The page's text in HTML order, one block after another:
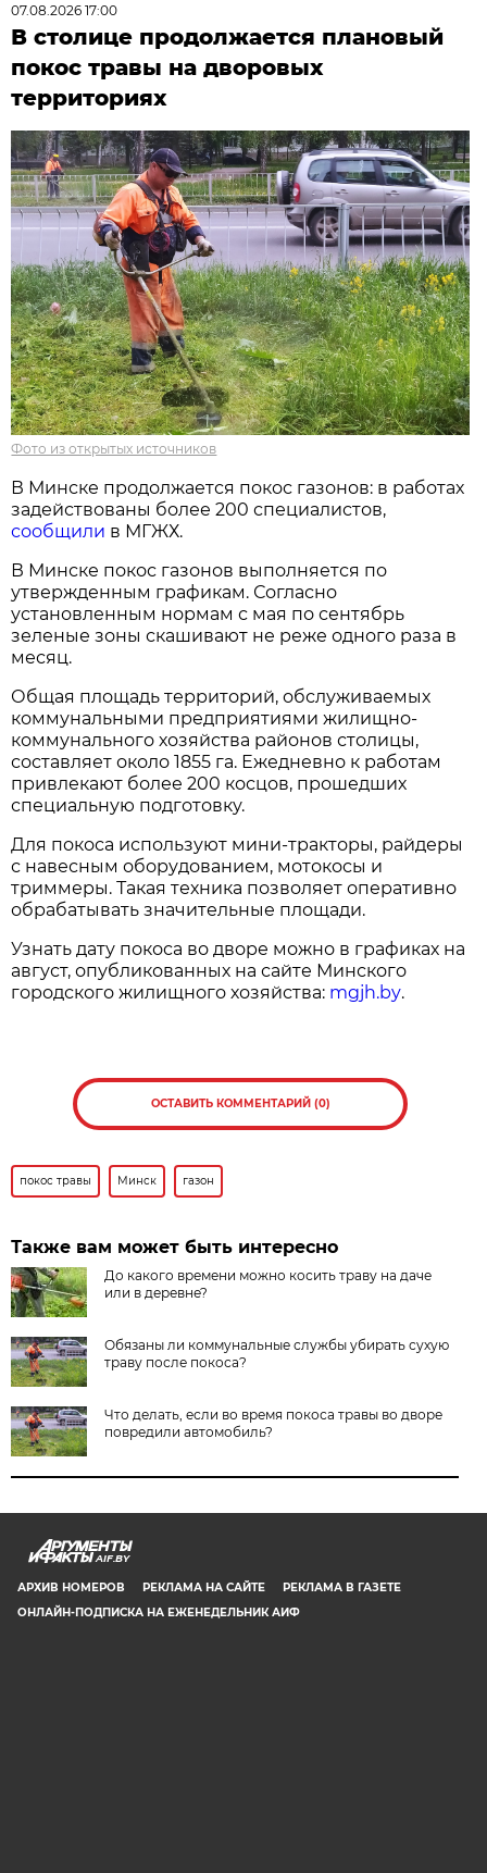
07.08.2026 17:00
В столице продолжается плановый
покос травы на дворовых
территориях
Фото из открытых источников
В Минске продолжается покос газонов: в работах
задействованы более 200 специалистов,
сообщили в МГЖХ.
В Минске покос газонов выполняется по
утвержденным графикам. Согласно
установленным нормам с мая по сентябрь
зеленые зоны скашивают не реже одного раза в
месяц.
Общая площадь территорий, обслуживаемых
коммунальными предприятиями жилищно-
коммунального хозяйства районов столицы,
составляет около 1855 га. Ежедневно к работам
привлекают более 200 косцов, прошедших
специальную подготовку.
Для покоса используют мини-тракторы, райдеры
с навесным оборудованием, мотокосы и
триммеры. Такая техника позволяет оперативно
обрабатывать значительные площади.
Узнать дату покоса во дворе можно в графиках на
август, опубликованных на сайте Минского
городского жилищного хозяйства: mgjh.by.
ОСТАВИТЬ КОММЕНТАРИЙ (0)
покос травы Минск газон
Также вам может быть интересно
До какого времени можно косить траву на даче
или в деревне?
Обязаны ли коммунальные службы убирать сухую
траву после покоса?
Что делать, если во время покоса травы во дворе
повредили автомобиль?
AIF.BY
АРХИВ НОМЕРОВ РЕКЛАМА НА САЙТЕ
РЕКЛАМА В ГАЗЕТЕ
ОНЛАЙН-ПОДПИСКА НА ЕЖЕНЕДЕЛЬНИК АИФ